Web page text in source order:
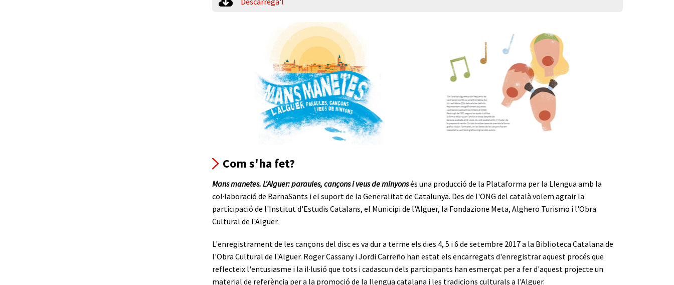
Com s'ha fet?
Mans manetes. L'Alguer: paraules, cançons i veus de minyonsés una producció de la Plataforma per la Llengua amb la
col·laboració de BarnaSants i el suport de la Generalitat de Catalunya. Des de l'ONG del català volem agrair la
participació de l'Institut d'Estudis Catalans, el Municipi de l'Alguer, la Fondazione Meta, Alghero Turismo i l'Obra
Cultural de l'Alguer.
L'enregistrament de les cançons del disc es va dur a terme els dies 4, 5 i 6 de setembre 2017 a la Biblioteca Catalana de
l'Obra Cultural de l'Alguer. Roger Cassany i Jordi Carreño han estat els encarregats d'enregistrar aquest procés que
reflecteix l'entusiasme i la il·lusió que tots i cadascun dels participants han esmerçat per a fer d'aquest projecte un
material de referència per a la promoció de la llengua catalana i les tradicions culturals a l'Alguer.